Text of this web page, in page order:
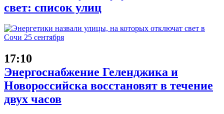
свет: список улиц
17:10
Энергоснабжение Геленджика и
Новороссийска восстановят в течение
двух часов